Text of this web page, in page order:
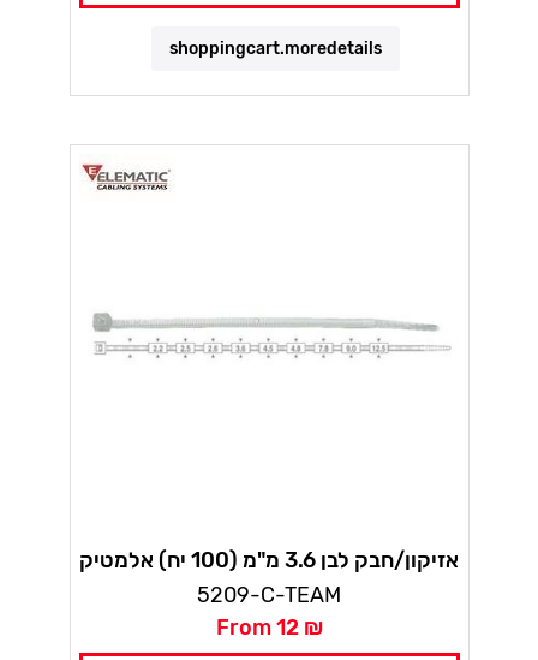
shoppingcart.moredetails
אזיקון/חבק לבן 3.6 מ"מ (100 יח) אלמטיק
5209-C-TEAM
From 12 ₪